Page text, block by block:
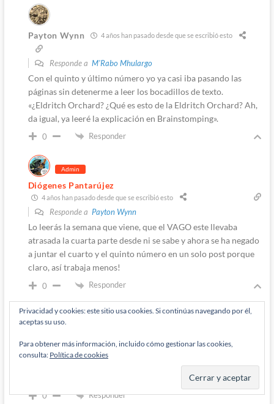
Payton Wynn 4 años han pasado desde que se escribió esto
Responde a M'Rabo Mhulargo
Con el quinto y último número yo ya casi iba pasando las
páginas sin detenerme a leer los bocadillos de texto.
«¿Eldritch Orchard? ¿Qué es esto de la Eldritch Orchard? Ah,
da igual, ya leeré la explicación en Brainstomping».
0 Responder
Admin
Diógenes Pantarújez
4 años han pasado desde que se escribió esto
Responde a Payton Wynn
Lo leerás la semana que viene, que el VAGO este llevaba
atrasada la cuarta parte desde ni se sabe y ahora se ha negado
a juntar el cuarto y el quinto número en un solo post porque
claro, así trabaja menos!
0 Responder
0 Responder
Privacidad y cookies: este sitio usa cookies. Si continúas navegando por él,
aceptas su uso.
Para obtener más información, incluido cómo gestionar las cookies,
consulta: Política de cookies